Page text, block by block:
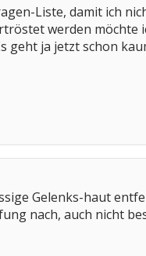
Liste, damit ich
werden möchte
geht ja jetzt schon
Gelenks-haut
nach, auch nicht